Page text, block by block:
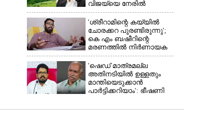
വിജയ്‌യെ നേരിൽ
കാണാനൊരുങ്ങി കേരള
സർക്കാർ
'ശ്രീറാമിന്റെ കയ്യിൽ
ചോരക്കറ പുരണ്ടിരുന്നു';
കെ എം ബഷീറിന്റെ
മരണത്തിൽ നിർണായക
മൊഴിയുമായി ദൃക്‌സാക്ഷി
'ഷെഡ് മാത്രമല്ല
അതിനടിയിൽ ഉള്ളതും
മാന്തിയെടുക്കാൻ
പാർട്ടിക്കറിയാം': ഭീഷണി
രാഗേഷ്